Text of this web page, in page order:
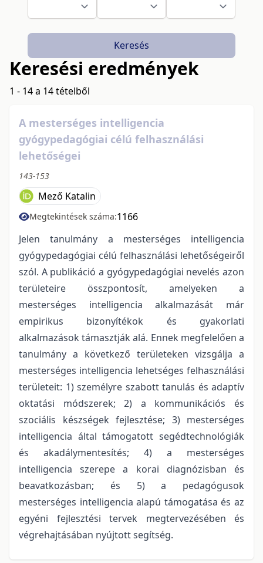
Keresés
Keresési eredmények
1 - 14 a 14 tételből
A mesterséges intelligencia
gyógypedagógiai célú felhasználási
lehetőségei
143-153
Mező Katalin
Megtekintések száma:1166
Jelen tanulmány a mesterséges intelligencia
gyógypedagógiai célú felhasználási lehetőségeiről
szól. A publikáció a gyógypedagógiai nevelés azon
területeire összpontosít, amelyeken a
mesterséges intelligencia alkalmazását már
empirikus bizonyítékok és gyakorlati
alkalmazások támasztják alá. Ennek megfelelően a
tanulmány a következő területeken vizsgálja a
mesterséges intelligencia lehetséges felhasználási
területeit: 1) személyre szabott tanulás és adaptív
oktatási módszerek; 2) a kommunikációs és
szociális készségek fejlesztése; 3) mesterséges
intelligencia által támogatott segédtechnológiák
és akadálymentesítés; 4) a mesterséges
intelligencia szerepe a korai diagnózisban és
beavatkozásban; és 5) a pedagógusok
mesterséges intelligencia alapú támogatása és az
egyéni fejlesztési tervek megtervezésében és
végrehajtásában nyújtott segítség.